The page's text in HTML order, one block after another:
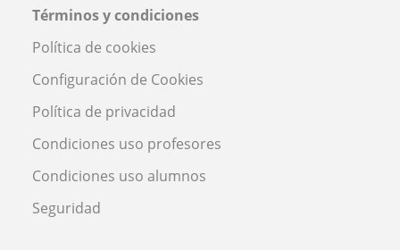
Términos y condiciones
Política de cookies
Configuración de Cookies
Política de privacidad
Condiciones uso profesores
Condiciones uso alumnos
Seguridad